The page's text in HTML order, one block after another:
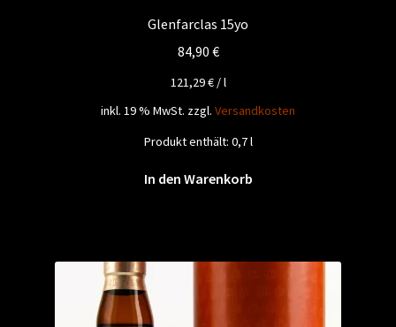
Glenfarclas 15yo
84,90 €
121,29€/l
inkl. 19 % MwSt. zzgl. Versandkosten
Produkt enthält: 0,7l
In den Warenkorb